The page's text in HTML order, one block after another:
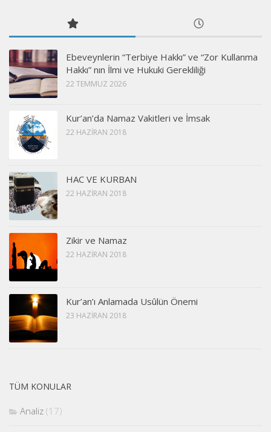
Ebeveynlerin “Terbiye Hakkı” ve “Zor Kullanma
Hakkı” nın İlmi ve Hukuki Gerekliliği
22 TEMMUZ 2026
Kur’an’da Namaz Vakitleri ve İmsak
22 HAZIRAN 2018
HAC VE KURBAN
22 HAZIRAN 2018
Zikir ve Namaz
22 HAZIRAN 2018
Kur’an’ı Anlamada Usûlün Önemi
23 HAZIRAN 2018
TÜM KONULAR
Analiz (17)